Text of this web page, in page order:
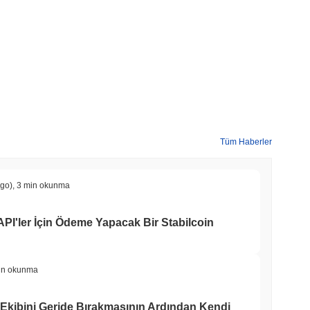
Tüm Haberler
3 min okunma
İçin Ödeme Yapacak Bir Stabilcoin
okunma
Geride Bırakmasının Ardından Kendi